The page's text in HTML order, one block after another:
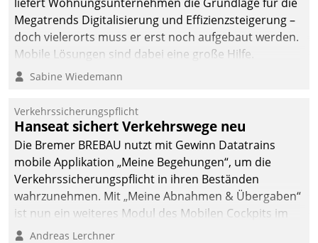
Megatrends Digitalisierung und Effizienzsteigerung –
doch vielerorts muss er erst noch aufgebaut werden.
Mobile Lösungen sind dabei eine große Hilfe.
Sabine Wiedemann
Verkehrssicherungspflicht
Hanseat sichert Verkehrswege neu
Die Bremer BREBAU nutzt mit Gewinn Datatrains
mobile Applikation „Meine Begehungen“, um die
Verkehrssicherungspflicht in ihren Beständen
wahrzunehmen. Mit „Meine Abnahmen & Übergaben“
ist nun ein weiteres Modul des Mobilen Cockpits im
Einsatz.
Andreas Lerchner